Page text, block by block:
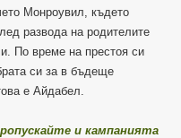
Монроувил, където
развода на родителите
По време на престоя си
си за в бъдеще
е Айдабел.
и кампанията